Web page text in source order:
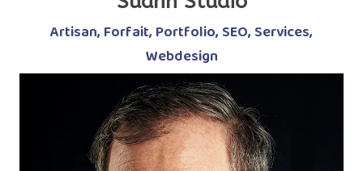
Artisan, Forfait, Portfolio, SEO, Services,
Webdesign